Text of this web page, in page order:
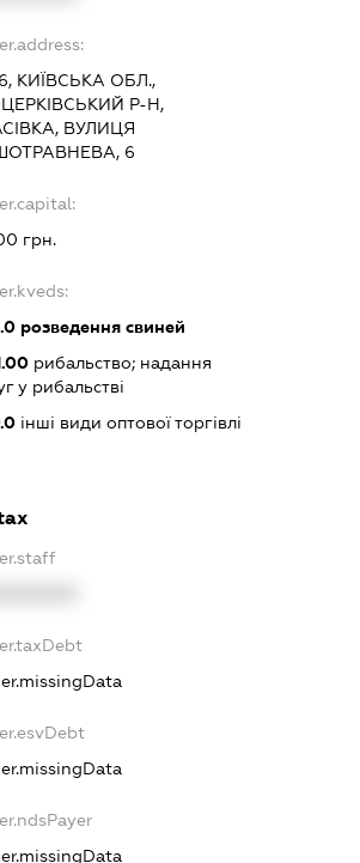
КИЇВСЬКА ОБЛ.,
Р-Н,
ВУЛИЦЯ
6
грн.
розведення свиней
рибальство; надання
у рибальстві
інші види оптової торгівлі